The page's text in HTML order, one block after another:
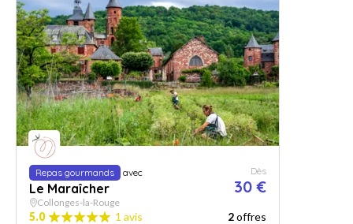
Repas gourmands avec
Le Maraîcher
Dès
30 €
Collonges-la-Rouge
5.0 1 avis 2offres